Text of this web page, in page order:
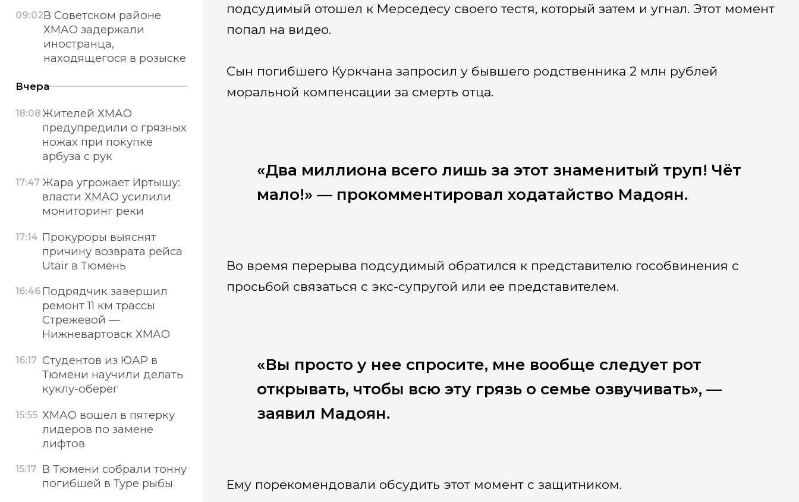
подсудимый отошел к Мерседесу своего тестя, который затем и угнал. Этот момент
попал на видео.
Сын погибшего Куркчана запросил у бывшего родственника 2 млн рублей
моральной компенсации за смерть отца.
«Два миллиона всего лишь за этот знаменитый труп! Чёт
мало!» — прокомментировал ходатайство Мадоян.
Во время перерыва подсудимый обратился к представителю гособвинения с
просьбой связаться с экс-супругой или ее представителем.
«Вы просто у нее спросите, мне вообще следует рот
открывать, чтобы всю эту грязь о семье озвучивать», —
заявил Мадоян.
Ему порекомендовали обсудить этот момент с защитником.
09:02В Советском районе
ХМАО задержали
иностранца,
находящегося в розыске
Вчера
18:08Жителей ХМАО
предупредили о грязных
ножах при покупке
арбуза с рук
17:47 Жара угрожает Иртышу:
власти ХМАО усилили
мониторинг реки
17:14 Прокуроры выяснят
причину возврата рейса
Utair в Тюмень
16:46 Подрядчик завершил
ремонт 11 км трассы
Стрежевой —
Нижневартовск ХМАО
16:17 Студентов из ЮАР в
Тюмени научили делать
куклу-оберег
15:55 ХМАО вошел в пятерку
лидеров по замене
лифтов
15:17 В Тюмени собрали тонну
погибшей в Туре рыбы